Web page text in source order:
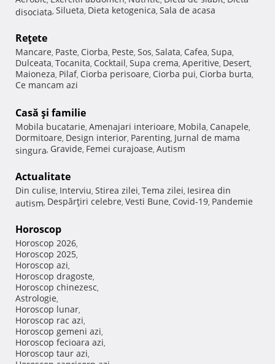
disociata, Silueta, Dieta ketogenica, Sala de acasa
Reţete
Mancare, Paste, Ciorba, Peste, Sos, Salata, Cafea, Supa,
Dulceata, Tocanita, Cocktail, Supa crema, Aperitive, Desert,
Maioneza, Pilaf, Ciorba perisoare, Ciorba pui, Ciorba burta,
Ce mancam azi
Casă şi familie
Mobila bucatarie, Amenajari interioare, Mobila, Canapele,
Dormitoare, Design interior, Parenting, Jurnal de mama
singura, Gravide, Femei curajoase, Autism
Actualitate
Din culise, Interviu, Stirea zilei, Tema zilei, Iesirea din
autism, Despărţiri celebre, Vesti Bune, Covid-19, Pandemie
Horoscop
Horoscop 2026,
Horoscop 2025,
Horoscop azi,
Horoscop dragoste,
Horoscop chinezesc,
Astrologie,
Horoscop lunar,
Horoscop rac azi,
Horoscop gemeni azi,
Horoscop fecioara azi,
Horoscop taur azi,